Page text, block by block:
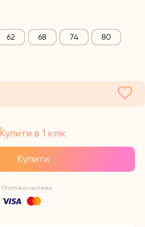
62 68 74
80
Купити в 1 клік
Купити
Платіжні системи: